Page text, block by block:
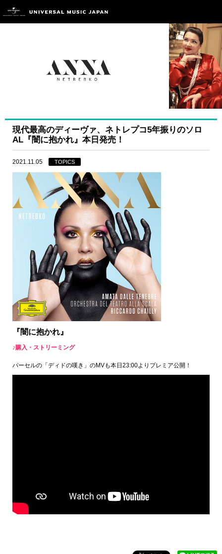
現代最高のディーヴァ、ネトレプコ5年振りのソロ
AL『闇に抱かれ』本日発売！
2021.11.05 TOPICS
『闇に抱かれ』
♪購入・ストリーミング
パーセルの「ディドの嘆き」のMVも本日23:00よりプレミア公開！